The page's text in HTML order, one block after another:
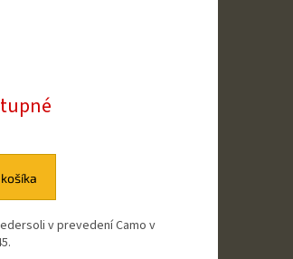
v prevedení Camo v